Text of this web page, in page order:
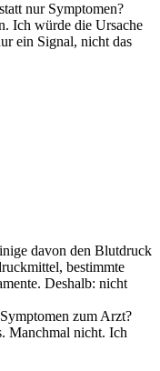
nur Symptomen?
Ich würde die Ursache
ein Signal, nicht das
davon den Blutdruck
bestimmte
Deshalb: nicht
zum Arzt?
Manchmal nicht. Ich